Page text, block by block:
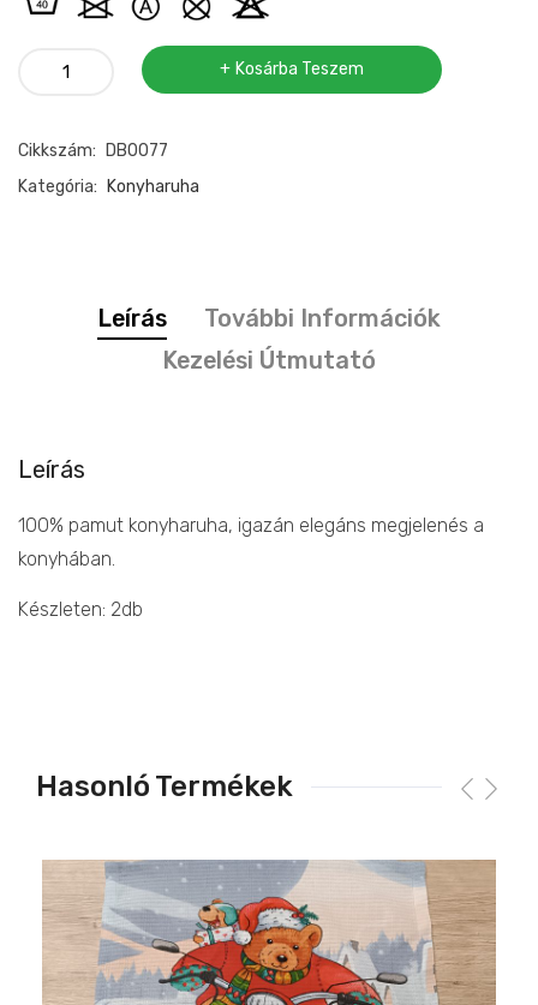
Konyharuha
mennyiség
Kosárba Teszem
Cikkszám:
DB0077
Kategória:
Konyharuha
Leírás
További Információk
Kezelési Útmutató
Leírás
100% pamut konyharuha, igazán elegáns megjelenés a
konyhában.
Készleten: 2db
Hasonló Termékek